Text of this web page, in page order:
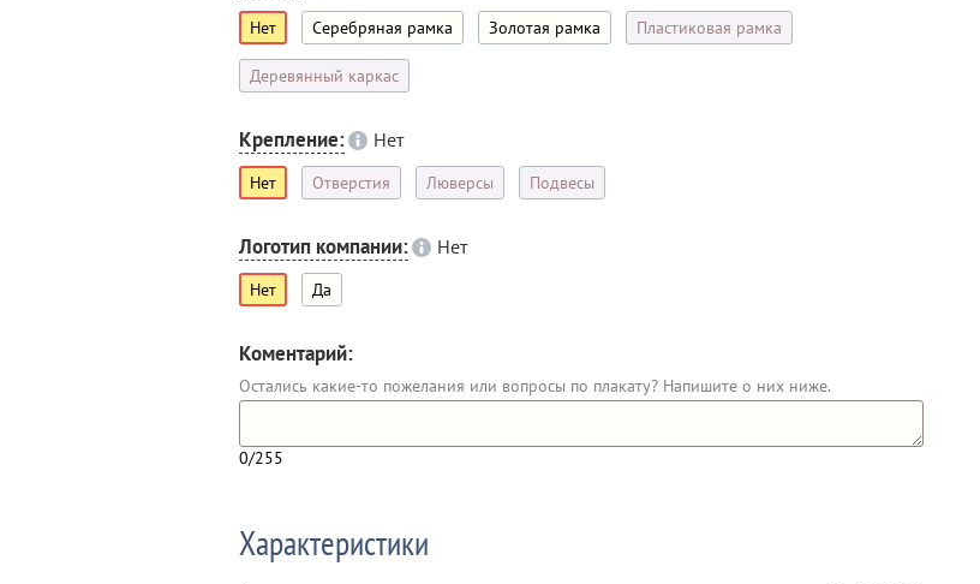
Нет Серебряная рамка Золотая рамка Пластиковая рамка
Деревянный каркас
Крепление: Нет
Нет Отверстия Люверсы Подвесы
Логотип компании: Нет
Нет Да
Коментарий:
Остались какие-то пожелания или вопросы по плакату? Напишите о них ниже.
0/255
Характеристики